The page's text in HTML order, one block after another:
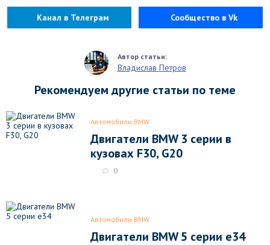
Канал в Телеграм Сообщество в Vk
Владислав Петров
Рекомендуем другие статьи по теме
Автомобили BMW
Двигатели BMW 3 серии в
кузовах F30, G20
0
Автомобили BMW
Двигатели BMW 5 серии e34